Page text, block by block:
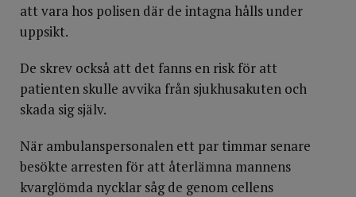
att vara hos polisen där de intagna hålls under
uppsikt.
De skrev också att det fanns en risk för att
patienten skulle avvika från sjukhusakuten och
skada sig själv.
När ambulanspersonalen ett par timmar senare
besökte arresten för att återlämna mannens
kvarglömda nycklar såg de genom cellens